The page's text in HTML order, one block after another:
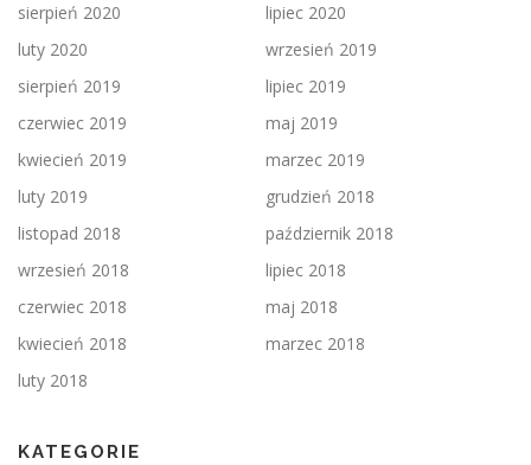
sierpień 2020
lipiec 2020
luty 2020
wrzesień 2019
sierpień 2019
lipiec 2019
czerwiec 2019
maj 2019
kwiecień 2019
marzec 2019
luty 2019
grudzień 2018
listopad 2018
październik 2018
wrzesień 2018
lipiec 2018
czerwiec 2018
maj 2018
kwiecień 2018
marzec 2018
luty 2018
KATEGORIE